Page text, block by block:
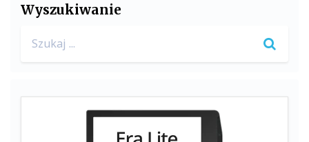
Wyszukiwanie
for: